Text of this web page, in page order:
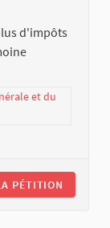
d'impôts
et du
PÉTITION